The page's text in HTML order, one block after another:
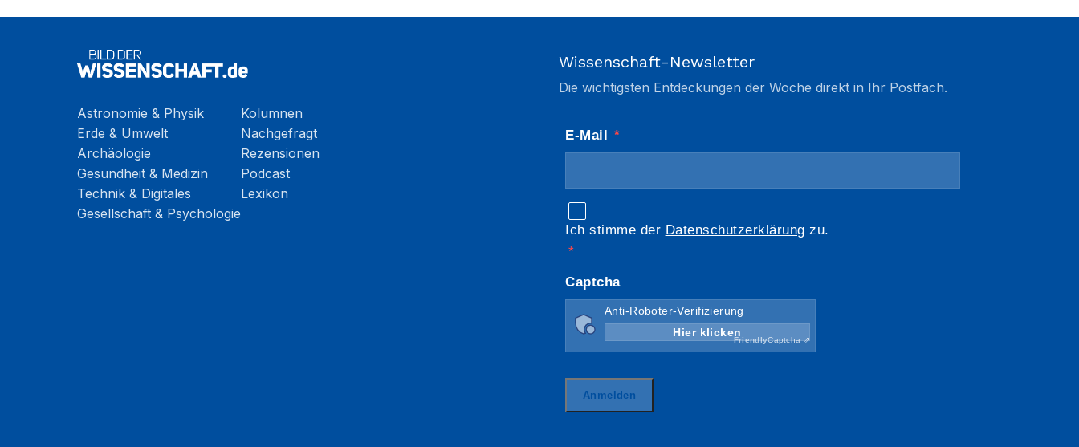
Astronomie & Physik
Erde & Umwelt
Archäologie
Gesundheit & Medizin
Technik & Digitales
Gesellschaft & Psychologie
Kolumnen
Nachgefragt
Rezensionen
Podcast
Lexikon
Wissenschaft-Newsletter
Die wichtigsten Entdeckungen der Woche direkt in Ihr Postfach.